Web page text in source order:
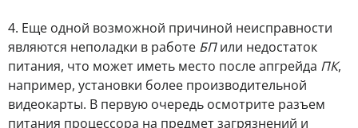
4. Еще одной возможной причиной неисправности
являются неполадки в работе БПили недостаток
питания, что может иметь место после апгрейда ПК,
например, установки более производительной
видеокарты. В первую очередь осмотрите разъем
питания процессора на предмет загрязнений и